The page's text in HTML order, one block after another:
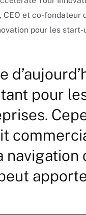
CEO et co-
pour les
pour